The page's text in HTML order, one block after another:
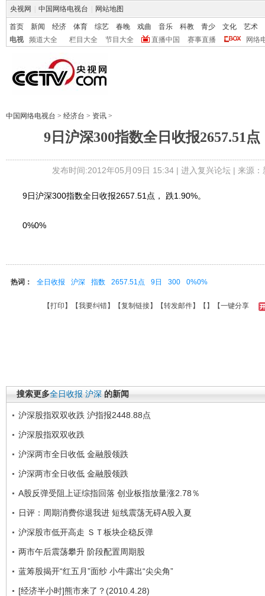
央视网 中国网络电视台 网站地图
首页 新闻 经济 体育 综艺 春晚 戏曲 音乐 科教 青少 文化
艺术
电视
频道大全 栏目大全 节目大全 直播中国 赛事直播 网络
中国网络电视台 > 经济台 > 资讯 >
9日沪深300指数全日收报2657.51
发布时间:2012年05月09日 15:34 | 进入复兴论坛| 来源：
9日沪深300指数全日收报2657.51点， 跌1.90%。
0%0%
热词： 全日收报 沪深 指数 2657.51点 9日 300 0%0%
【打印 】【我要纠错】【复制链接】【转发邮件】【 】 【一键分享
搜索更多全日收报 沪深 的新闻
沪深股指双双收跌 沪指报2448.88点
沪深股指双双收跌
沪深两市全日收低 金融股领跌
沪深两市全日收低 金融股领跌
A股反弹受阻上证综指回落 创业板指放量涨2.78％
日评：周期消费你退我进 短线震荡无碍A股入夏
沪深股市低开高走 ＳＴ板块企稳反弹
两市午后震荡攀升 阶段配置周期股
蓝筹股揭开“红五月”面纱 小牛露出“尖尖角”
[经济半小时]熊市来了？(2010.4.28)